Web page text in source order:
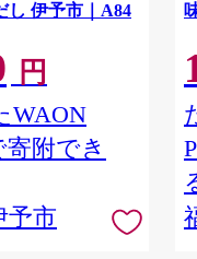
し 伊予市｜A84
円
WAON
寄附でき
予市